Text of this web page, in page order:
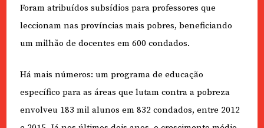
Foram atribuídos subsídios para professores que
leccionam nas províncias mais pobres, beneficiando
um milhão de docentes em 600 condados.
Há mais números: um programa de educação
específico para as áreas que lutam contra a pobreza
envolveu 183 mil alunos em 832 condados, entre 2012